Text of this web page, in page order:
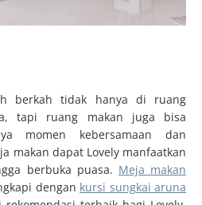
berkah tidak hanya di ruang
tapi ruang makan juga bisa
momen kebersamaan dan
makan dapat Lovely manfaatkan
berbuka puasa. Meja makan
dengan kursi sungkai aruna